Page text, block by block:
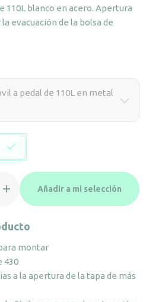
110L blanco en acero. Apertura
evacuación de la bolsa de
a pedal de 110L en metal
Añadir a mi selección
montar
430
a la apertura de la tapa de más